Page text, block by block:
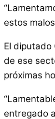
estos
El
de ese
próximas
entregado